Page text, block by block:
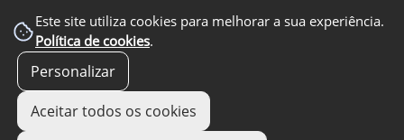
Este site utiliza cookies para melhorar a sua experiência.
Política de cookies.
Personalizar
Aceitar todos os cookies
EM DESTAQUE